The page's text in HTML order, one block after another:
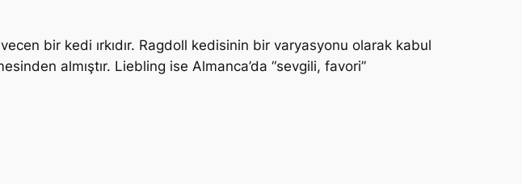
bir kedi ırkıdır. Ragdoll kedisinin bir varyasyonu olarak kabul
almıştır. Liebling ise Almanca’da “sevgili, favori”